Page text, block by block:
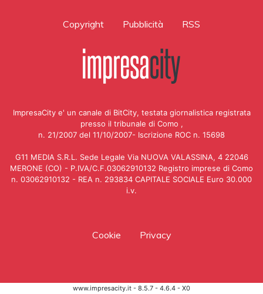
Copyright Pubblicità RSS
ImpresaCity e' un canale di BitCity, testata giornalistica registrata
presso il tribunale di Como ,
n. 21/2007 del 11/10/2007- Iscrizione ROC n. 15698
G11 MEDIA S.R.L. Sede Legale Via NUOVA VALASSINA, 4 22046
MERONE (CO) - P.IVA/C.F.03062910132 Registro imprese di Como
n. 03062910132 - REA n. 293834 CAPITALE SOCIALE Euro 30.000
i.v.
Cookie Privacy
www.impresacity.it - 8.5.7 - 4.6.4 - X0